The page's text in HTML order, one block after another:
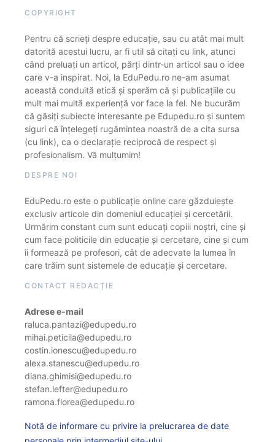
COPYRIGHT
Pentru că scrieți despre educație, sau cu atât mai mult
datorită acestui lucru, ar fi util să citați cu link, atunci
când preluați un articol, părți dintr-un articol sau o idee
care v-a inspirat. Noi, la EduPedu.ro ne-am asumat
această conduită etică și sperăm că și publicațiile cu
mult mai multă experiență vor face la fel. Ne bucurăm
că găsiți subiecte interesante pe Edupedu.ro și suntem
siguri că înțelegeți rugămintea noastră de a cita sursa
(cu link), ca o declarație reciprocă de respect și
profesionalism. Vă mulțumim!
DESPRE NOI
EduPedu.ro este o publicație online care găzduiește
exclusiv articole din domeniul educației și cercetării.
Urmărim constant cum sunt educați copiii noștri, cine și
cum face politicile din educație și cercetare, cine și cum
îi formează pe profesori, cât de adecvate la lumea în
care trăim sunt sistemele de educație și cercetare.
CONTACT REDACȚIE
Adrese e-mail
raluca.pantazi@edupedu.ro
mihai.peticila@edupedu.ro
costin.ionescu@edupedu.ro
alexa.stanescu@edupedu.ro
diana.ghimisi@edupedu.ro
stefan.lefter@edupedu.ro
ramona.florea@edupedu.ro
Notă de informare cu privire la prelucrarea de date